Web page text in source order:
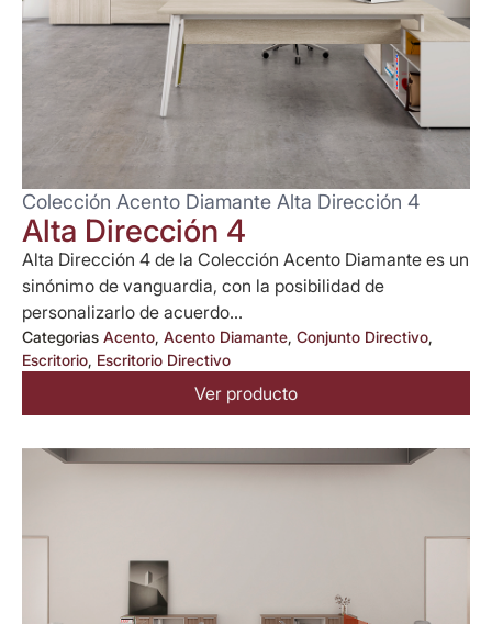
Colección Acento Diamante Alta Dirección 4
Alta Dirección 4
Alta Dirección 4 de la Colección Acento Diamante es un
sinónimo de vanguardia, con la posibilidad de
personalizarlo de acuerdo...
Categorias Acento, Acento Diamante, Conjunto Directivo,
Escritorio, Escritorio Directivo
Ver producto